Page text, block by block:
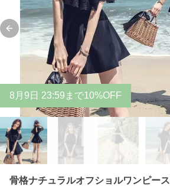
Previous slide
8 月 9 日 23:59まで10%OFF
骨格ナチュラルオフショルワンピー